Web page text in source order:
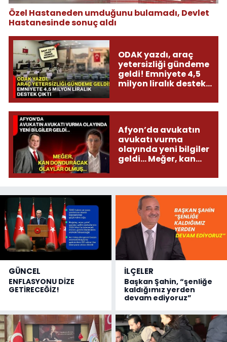
Özel Hastaneden umduğunu bulamadı, Devlet
Hastanesinde sonuç aldı
ODAK yazdı, araç
yetersizliği gündeme
geldi! Emniyete 4,5
milyon liralık destek
Afyon’da avukatın
avukatı vurma
olayında yeni bilgiler
geldi... Meğer, kan
olmuş...
GÜNCEL
ENFLASYONU DİZE
GETİRECEĞİZ!
İLÇELER
Başkan Şahin, “şenliğe
kaldığımız yerden
devam ediyoruz”